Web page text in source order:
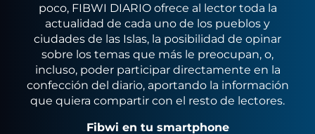
poco, FIBWI DIARIO ofrece al lector toda la
actualidad de cada uno de los pueblos y
ciudades de las Islas, la posibilidad de opinar
sobre los temas que más le preocupan, o,
incluso, poder participar directamente en la
confección del diario, aportando la información
que quiera compartir con el resto de lectores.
Fibwi en tu smartphone